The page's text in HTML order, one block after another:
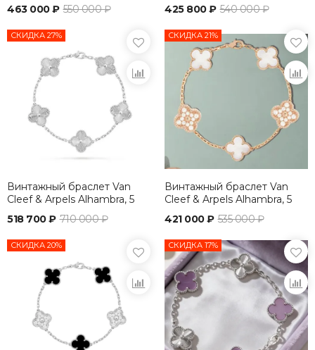
463 000 ₽ 550 000 ₽ 425 800 ₽ 540 000 ₽
СКИДКА 27%
Винтажный браслет Van
Cleef & Arpels Alhambra, 5
518 700 ₽ 710 000 ₽
СКИДКА 21%
Винтажный браслет Van
Cleef & Arpels Alhambra, 5
421 000 ₽ 535 000 ₽
СКИДКА 20% СКИДКА 17%